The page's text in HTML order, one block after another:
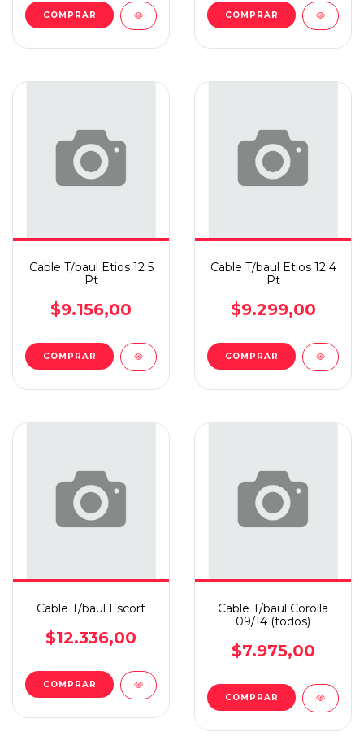
Cable T/baul Etios 12 5
Pt
$9.156,00
Cable T/baul Etios 12 4
Pt
$9.299,00
Cable T/baul Escort
$12.336,00
Cable T/baul Corolla
09/14 (todos)
$7.975,00